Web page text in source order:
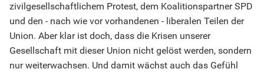
zivilgesellschaftlichem Protest, dem Koalitionspartner SPD
und den - nach wie vor vorhandenen - liberalen Teilen der
Union. Aber klar ist doch, dass die Krisen unserer
Gesellschaft mit dieser Union nicht gelöst werden, sondern
nur weiterwachsen. Und damit wächst auch das Gefühl